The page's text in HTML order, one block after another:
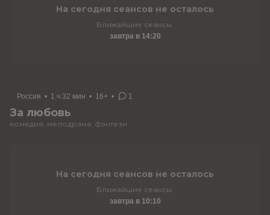
На сегодня сеансов не осталось
Ближайшие сеансы:
завтра в 14:20
Россия • 1 ч 32 мин • 16+ • 1
За любовь
комедия, мелодрама, фэнтези
На сегодня сеансов не осталось
Ближайшие сеансы:
завтра в 10:10